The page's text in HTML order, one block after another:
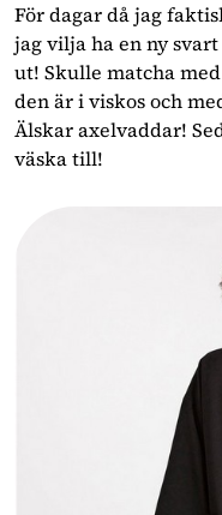
För dagar då jag
jag vilja ha en ny
ut! Skulle matcha
den är i viskos och
Älskar axelvaddar!
väska till!